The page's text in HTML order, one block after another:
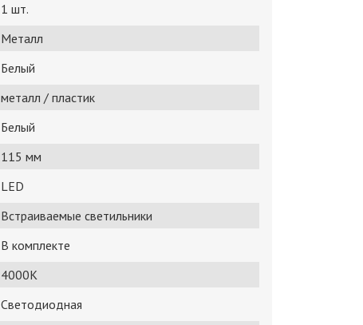
1 шт.
Металл
Белый
металл / пластик
Белый
115 мм
LED
Встраиваемые светильники
В комплекте
4000K
Светодиодная